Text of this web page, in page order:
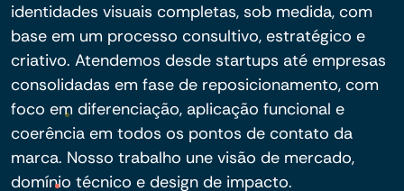
identidades visuais completas, sob medida, com
base em um processo consultivo, estratégico e
criativo. Atendemos desde startups até empresas
consolidadas em fase de reposicionamento, com
foco em diferenciação, aplicação funcional e
coerência em todos os pontos de contato da
marca. Nosso trabalho une visão de mercado,
domínio técnico e design de impacto.